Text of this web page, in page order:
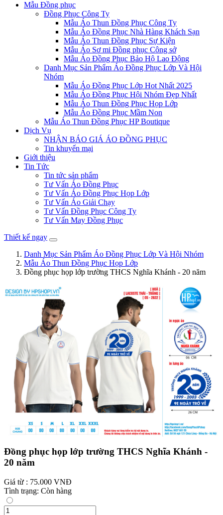
Mẫu Đồng phục
Đồng Phục Công Ty
Mẫu Áo Thun Đồng Phục Công Ty
Mẫu Áo Đồng Phục Nhà Hàng Khách Sạn
Mẫu Áo Thun Đồng Phục Sự Kiện
Mẫu Áo Sơ mi Đồng phục Công sở
Mẫu Áo Đồng Phục Bảo Hộ Lao Động
Danh Mục Sản Phẩm Áo Đồng Phục Lớp Và Hội
Nhóm
Mẫu Áo Đồng Phục Lớp Hot Nhất 2025
Mẫu Áo Đồng Phục Hội Nhóm Đẹp Nhất
Mẫu Áo Thun Đồng Phục Họp Lớp
Mẫu Áo Đồng Phục Mầm Non
Mẫu Áo Thun Đồng Phục HP Boutique
Dịch Vụ
NHẬN BÁO GIÁ ÁO ĐỒNG PHỤC
Tin khuyến mại
Giới thiệu
Tin Tức
Tin tức sản phẩm
Tư Vấn Áo Đồng Phục
Tư Vấn Áo Đồng Phục Họp Lớp
Tư Vấn Áo Giải Chạy
Tư Vấn Đồng Phục Công Ty
Tư Vấn May Đồng Phục
Thiết kế ngay
Danh Mục Sản Phẩm Áo Đồng Phục Lớp Và Hội Nhóm
Mẫu Áo Thun Đồng Phục Họp Lớp
Đồng phục họp lớp trường THCS Nghĩa Khánh - 20 năm
Đồng phục họp lớp trường THCS Nghĩa Khánh -
20 năm
Giá từ : 75.000 VNĐ
Tình trạng: Còn hàng